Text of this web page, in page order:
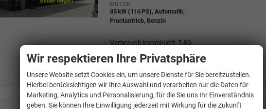
MOTOR
85 kW (116 PS), Automatik,
Frontantrieb, Benzin
Verbrauch kombiniert: 5,80
CO
2-Klasse:D
130,00 g/km
Wir respektieren Ihre Privatsphäre
Unsere Website setzt Cookies ein, um unsere Dienste für Sie bereitzustellen.
Hierbei berücksichtigen wir Ihre Auswahl und verarbeiten nur die Daten für
Marketing, Analytics und Personalisierung, für die Sie uns Ihr Einverständnis
geben. Sie können Ihre Einwilligung jederzeit mit Wirkung für die Zukunft